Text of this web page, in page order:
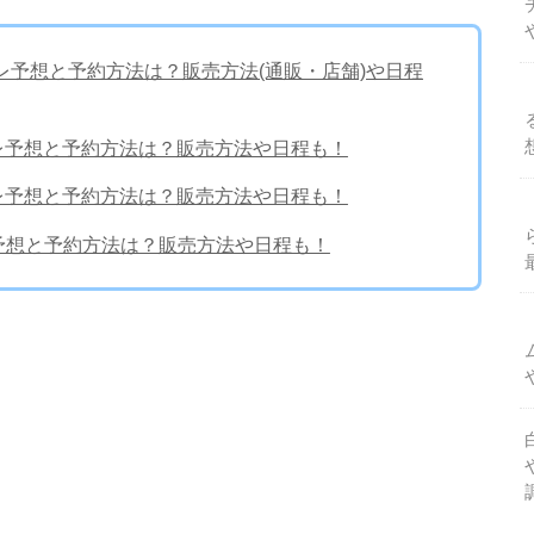
想と予約方法は？販売方法(通販・店舗)や日程
想と予約方法は？販売方法や日程も！
想と予約方法は？販売方法や日程も！
と予約方法は？販売方法や日程も！